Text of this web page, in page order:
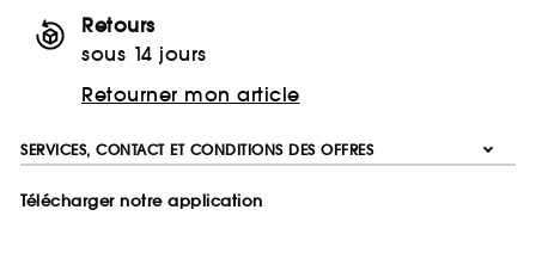
Retours
sous 14 jours
Retourner mon article
SERVICES, CONTACT ET CONDITIONS DES OFFRES
Télécharger notre application